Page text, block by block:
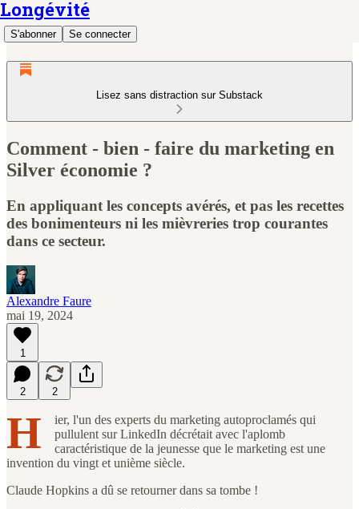
Longévité
S'abonner Se connecter
Lisez sans distraction sur Substack
Comment - bien - faire du marketing en
Silver économie ?
En appliquant les concepts avérés, et pas les recettes
des bonimenteurs ni les mièvreries trop courantes
dans ce secteur.
Alexandre Faure
mai 19, 2024
1
2 2
H
ier, l'un des experts du marketing autoproclamés qui
pullulent sur LinkedIn décrétait avec l'aplomb
caractéristique de la jeunesse que le marketing est une
invention du vingt et unième siècle.
Claude Hopkins a dû se retourner dans sa tombe !